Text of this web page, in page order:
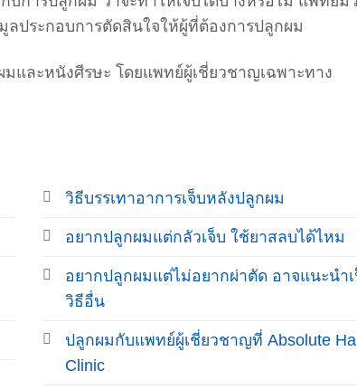
ลประกอบการตัดสินใจให้ผู้ที่ต้องการปลูกผม
และหนังศีรษะ โดยแพทย์ผู้เชี่ยวชาญเฉพาะทาง
วิธีบรรเทาอาการเจ็บหลังปลูกผม
อยากปลูกผมแต่กลัวเจ็บ ใช้ยาสลบได้ไหม
อยากปลูกผมแต่ไม่อยากผ่าตัด อาจแนะนำ
วิธีอื่น
ปลูกผมกับแพทย์ผู้เชี่ยวชาญที่ Absolute
Clinic